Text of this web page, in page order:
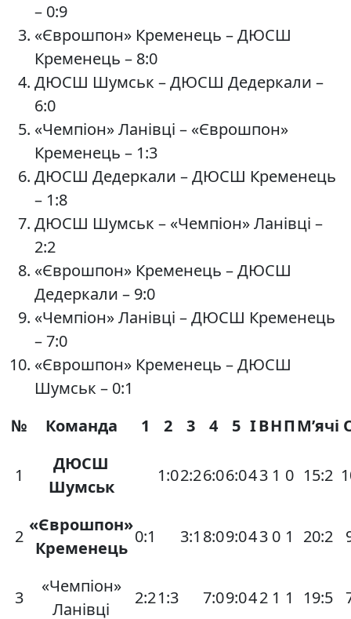
– 0:9
«Єврошпон» Кременець – ДЮСШ
Кременець – 8:0
ДЮСШ Шумськ – ДЮСШ Дедеркали –
6:0
«Чемпіон» Ланівці – «Єврошпон»
Кременець – 1:3
ДЮСШ Дедеркали – ДЮСШ Кременець
– 1:8
ДЮСШ Шумськ – «Чемпіон» Ланівці –
2:2
«Єврошпон» Кременець – ДЮСШ
Дедеркали – 9:0
«Чемпіон» Ланівці – ДЮСШ Кременець
– 7:0
«Єврошпон» Кременець – ДЮСШ
Шумськ – 0:1
№
Команда 1 2 3 4 5 ІВНПМ’ячі
1
ДЮСШ
Шумськ
1:02:26:06:043 1 0 15:2
2
«Єврошпон»
Кременець
0:1 3:1 8:09:043 0 1 20:2
3
«Чемпіон»
Ланівці
2:21:3 7:09:042 1 1 19:5